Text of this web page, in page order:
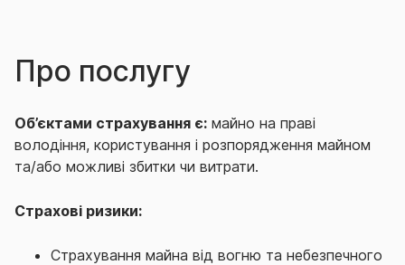
Про послугу
Об’єктами страхування є: майно на праві
володіння, користування і розпорядження майном
та/або можливі збитки чи витрати.
Страхові ризики:
Страхування майна від вогню та небезпечного